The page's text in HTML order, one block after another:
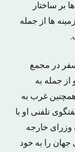
بر ساختار
ها از جمله
در مجمع
جمله به
غرب به
تلفنی او با
وزرای خارجه
جهان را به خود